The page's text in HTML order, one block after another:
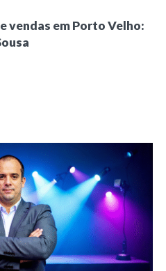
vendas em Porto Velho: